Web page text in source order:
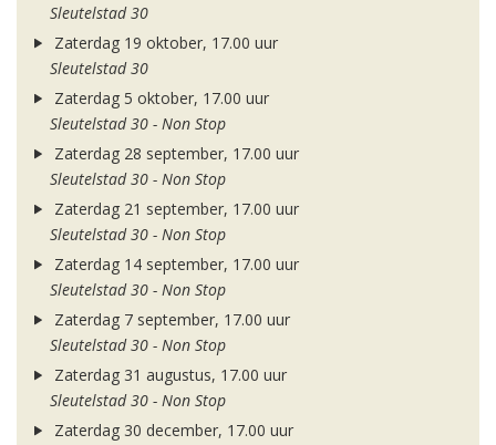
Sleutelstad 30
Zaterdag 19 oktober, 17.00 uur
Sleutelstad 30
Zaterdag 5 oktober, 17.00 uur
Sleutelstad 30 - Non Stop
Zaterdag 28 september, 17.00 uur
Sleutelstad 30 - Non Stop
Zaterdag 21 september, 17.00 uur
Sleutelstad 30 - Non Stop
Zaterdag 14 september, 17.00 uur
Sleutelstad 30 - Non Stop
Zaterdag 7 september, 17.00 uur
Sleutelstad 30 - Non Stop
Zaterdag 31 augustus, 17.00 uur
Sleutelstad 30 - Non Stop
Zaterdag 30 december, 17.00 uur